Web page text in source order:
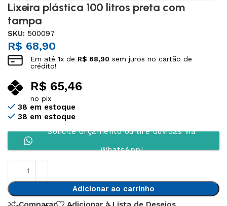
Lixeira plástica 100 litros preta com
tampa
SKU: 500097
R$ 68,90
Em até1x de R$ 68,90 sem juros no cartão de
crédito!
R$ 65,46
no pix
38 em estoque
38 em estoque
Solicite orçamento ou tire dúvidas via
WhatsApp!
Adicionar ao carrinho